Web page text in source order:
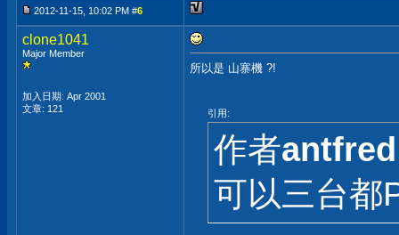
2012-11-15, 10:02 PM #6
clone1041
Major Member
加入日期: Apr 2001
文章: 121
所以是 山寨機 ?!
引用:
作者antfred
可以三台都